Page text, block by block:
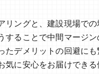
リングと、建設現場で
することで中間マージ
たデメリットの回避に
気に安心をお届けでき